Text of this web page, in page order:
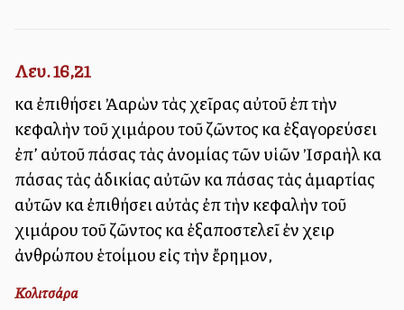
Λευ. 16,21
καὶ ἐπιθήσει Ἀαρὼν τὰς χεῖρας αὐτοῦ ἐπὶ τὴν
κεφαλὴν τοῦ χιμάρου τοῦ ζῶντος καὶ ἐξαγορεύσει
ἐπ’ αὐτοῦ πάσας τὰς ἀνομίας τῶν υἱῶν Ἰσραὴλ καὶ
πάσας τὰς ἀδικίας αὐτῶν καὶ πάσας τὰς ἁμαρτίας
αὐτῶν καὶ ἐπιθήσει αὐτὰς ἐπὶ τὴν κεφαλὴν τοῦ
χιμάρου τοῦ ζῶντος καὶ ἐξαποστελεῖ ἐν χειρὶ
ἀνθρώπου ἑτοίμου εἰς τὴν ἔρημον,
Κολιτσάρα